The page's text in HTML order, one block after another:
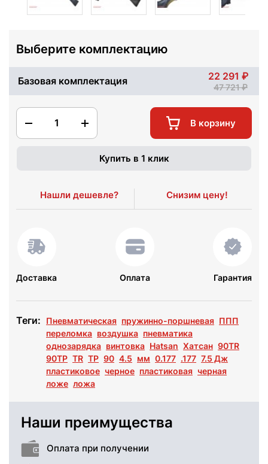
Выберите комплектацию
Базовая комплектация 22 291
47 721
1 В корзину
Купить в 1 клик
Нашли дешевле? Снизим цену!
Доставка Оплата Гарантия
Теги: Пневматическая пружинно-поршневая ППП
переломка воздушка пневматика
однозарядка винтовка Hatsan Хатсан 90TR
90ТР TR ТР 90 4.5 мм 0.177 .177 7.5 Дж
пластиковое черное пластиковая черная
ложе ложа
Наши преимущества
Оплата при получении